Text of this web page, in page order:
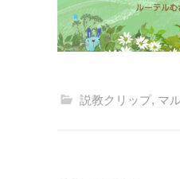
説教クリップ, マ